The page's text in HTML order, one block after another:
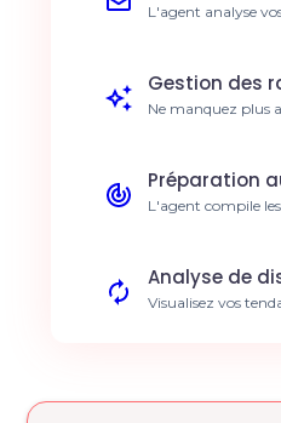
L'agent analyse
Gestion des
Ne manquez plus
Préparation
L'agent compile
Analyse de
Visualisez vos
L'agent